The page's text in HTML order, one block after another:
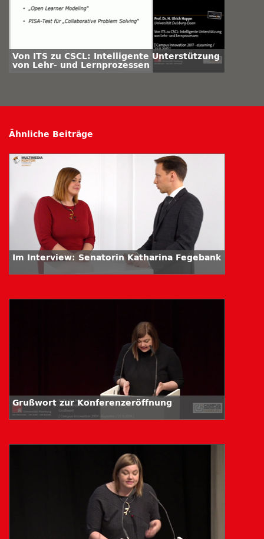
Von ITS zu CSCL: Intelligente Unterstützung
von Lehr- und Lernprozessen
Ähnliche Beiträge
Im Interview: Senatorin Katharina Fegebank
Grußwort zur Konferenzeröffnung